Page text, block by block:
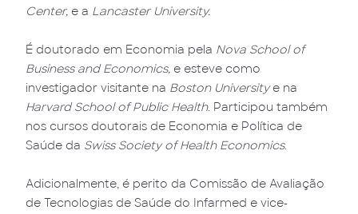
Center, e a Lancaster University.
É doutorado em Economia pela Nova School of
Business and Economics, e esteve como
investigador visitante na Boston Universitye na
Harvard School of Public Health. Participou também
nos cursos doutorais de Economia e Política de
Saúde da Swiss Society of Health Economics.
Adicionalmente, é perito da Comissão de Avaliação
de Tecnologias de Saúde do Infarmed e vice-